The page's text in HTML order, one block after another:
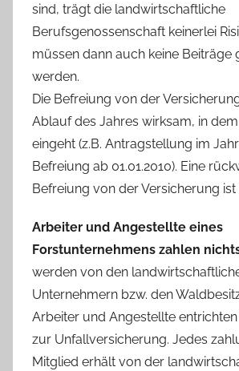
sind, trägt die landwirtschaftliche
Berufsgenossenschaft keinerlei
müssen dann auch keine Beiträge
werden.
Die Befreiung von der
Ablauf des Jahres wirksam, in
eingeht (z.B. Antragstellung im
Befreiung ab 01.01.2010). Eine
Befreiung von der Versicherung
Arbeiter und Angestellte eines
Forstunternehmens zahlen
werden von den
Unternehmern bzw. den
Arbeiter und Angestellte
zur Unfallversicherung. Jedes
Mitglied erhält von der